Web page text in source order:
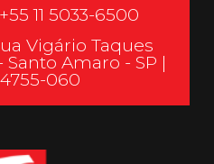
+55 11 5033-6500
Vigário Taques
Santo Amaro - SP |
060